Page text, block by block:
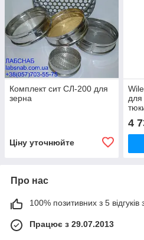
Комплект сит СЛ-200 для
зерна
Ціну уточнюйте
для
4
Про нас
100% позитивних з 5 відгуків
Працює з 29.07.2013